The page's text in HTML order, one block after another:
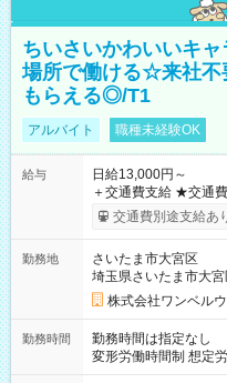
ちいさいかわいいキ
場所で働ける☆来社不
もらえる◎/T1
アルバイト 職種未経験OK
給与
日給13,000円～
＋交通費支給 ★交通費全額支給！ ┗案件により規定あり ★日払
いOK！（規定あり）
ンビニATMから 日払い分を
交通費別途支給あ
勤務地
さいたま市大宮区
埼玉県さいたま市大宮
株式会社ワンベル
勤務時間
勤務時間は指定なし
変形労働時間制 想定労働時間160
～21：00